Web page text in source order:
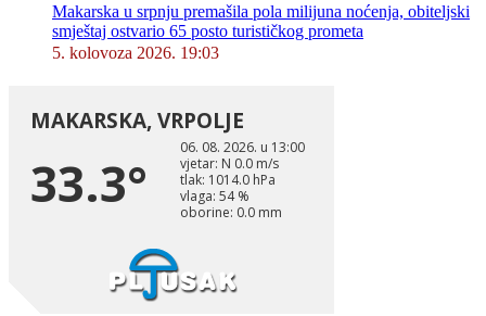
Makarska u srpnju premašila pola milijuna noćenja, obiteljski
smještaj ostvario 65 posto turističkog prometa
5. kolovoza 2026. 19:03